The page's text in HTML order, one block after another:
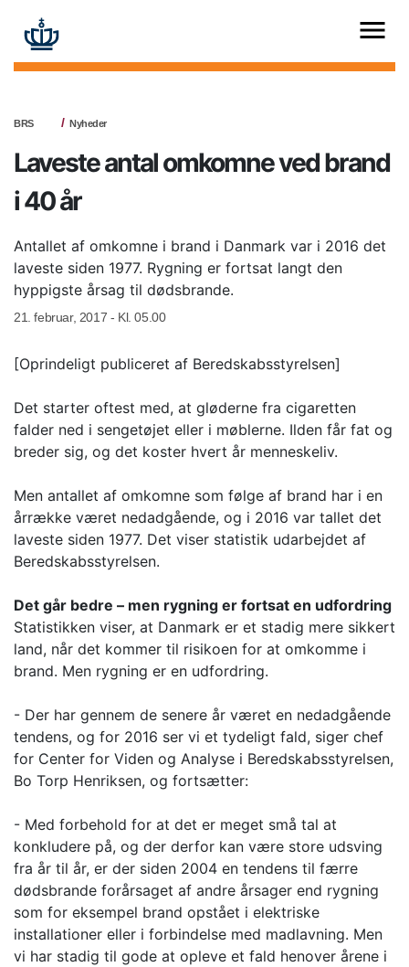
BRS Nyheder
Laveste antal omkomne ved brand
i 40 år
Antallet af omkomne i brand i Danmark var i 2016 det
laveste siden 1977. Rygning er fortsat langt den
hyppigste årsag til dødsbrande.
21. februar, 2017 - Kl. 05.00
[Oprindeligt publiceret af Beredskabsstyrelsen]
Det starter oftest med, at gløderne fra cigaretten
falder ned i sengetøjet eller i møblerne. Ilden får fat og
breder sig, og det koster hvert år menneskeliv.
Men antallet af omkomne som følge af brand har i en
årrække været nedadgående, og i 2016 var tallet det
laveste siden 1977. Det viser statistik udarbejdet af
Beredskabsstyrelsen.
Det går bedre – men rygning er fortsat en udfordring
Statistikken viser, at Danmark er et stadig mere sikkert
land, når det kommer til risikoen for at omkomme i
brand. Men rygning er en udfordring.
- Der har gennem de senere år været en nedadgående
tendens, og for 2016 ser vi et tydeligt fald, siger chef
for Center for Viden og Analyse i Beredskabsstyrelsen,
Bo Torp Henriksen, og fortsætter:
- Med forbehold for at det er meget små tal at
konkludere på, og der derfor kan være store udsving
fra år til år, er der siden 2004 en tendens til færre
dødsbrande forårsaget af andre årsager end rygning
som for eksempel brand opstået i elektriske
installationer eller i forbindelse med madlavning. Men
vi har stadig til gode at opleve et fald henover årene i